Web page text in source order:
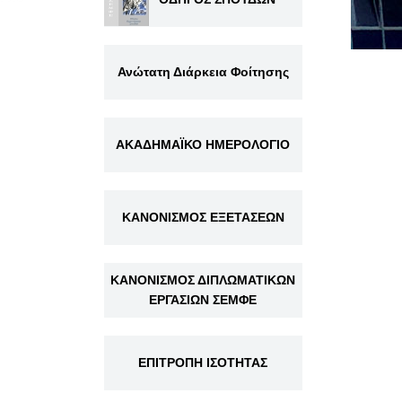
Ανώτατη Διάρκεια Φοίτησης
ΑΚΑΔΗΜΑΪΚΟ ΗΜΕΡΟΛΟΓΙΟ
ΚΑΝΟΝΙΣΜΟΣ ΕΞΕΤΑΣΕΩΝ
ΚΑΝΟΝΙΣΜΟΣ ΔΙΠΛΩΜΑΤΙΚΩΝ
ΕΡΓΑΣΙΩΝ ΣΕΜΦΕ
ΕΠΙΤΡΟΠΗ ΙΣΟΤΗΤΑΣ